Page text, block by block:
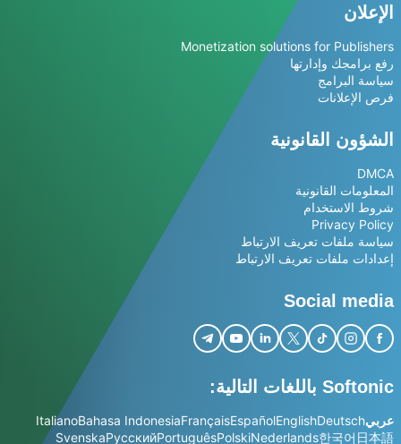
الإعلان
Monetization solutions for Publishers
رفع برامجك وإدارتها
سياسة البرامج
فرص الإعلانات
الشؤون القانونية
DMCA
المعلومات القانونية
شروط الاستخدام
Privacy Policy
سياسة ملفات تعريف الارتباط
إعدادات ملفات تعريف الارتباط
Social media
Softonic باللغات التالية:
عربيDeutsch
English
Español
Français
Bahasa Indonesia
Italiano
日本語
한국어
Nederlands
Polski
Português
Русский
Svenska